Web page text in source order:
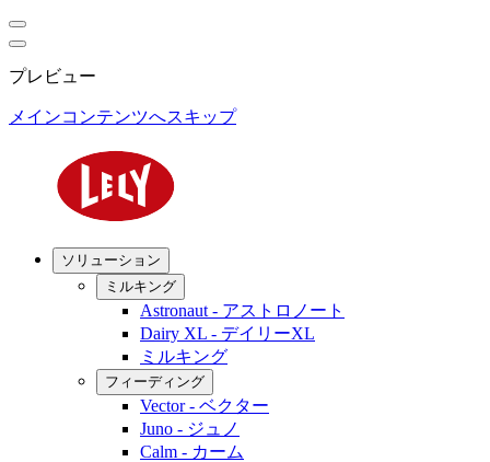
プレビュー
メインコンテンツへスキップ
ソリューション
ミルキング
Astronaut - アストロノート
Dairy XL - デイリーXL
ミルキング
フィーディング
Vector - ベクター
Juno - ジュノ
Calm - カーム